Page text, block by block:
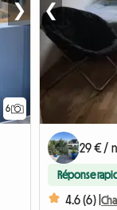
6
❯ ❮
29 € /
Réponse
4.6 (6) |